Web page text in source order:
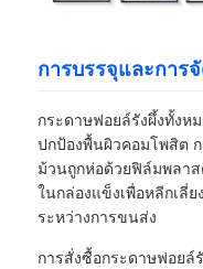
การบรรจุและการ
กระดาษฟอยล์รังผึ้งทั้งห
ปกป้องพื้นผิวคอมโพสิต
ม้วนถูกห่อด้วยฟิล์มพลา
ในกล่องแข็งเพื่อหลีกเลี่
ระหว่างการขนส่ง
การสั่งซื้อกระดาษฟอยล์